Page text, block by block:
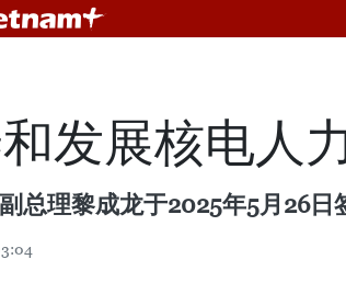
发展核电人
总理黎成龙于2025年5月26日